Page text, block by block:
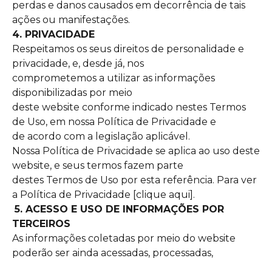
perdas e danos causados em decorrência de tais
ações ou manifestações.
4. PRIVACIDADE
Respeitamos os seus direitos de personalidade e
privacidade, e, desde já, nos
comprometemos a utilizar as informações
disponibilizadas por meio
deste website conforme indicado nestes Termos
de Uso, em nossa Política de Privacidade e
de acordo com a legislação aplicável.
Nossa Política de Privacidade se aplica ao uso deste
website, e seus termos fazem parte
destes Termos de Uso por esta referência. Para ver
a Política de Privacidade [clique aqui] .
5. ACESSO E USO DE INFORMAÇÕES POR
TERCEIROS
As informações coletadas por meio do website
poderão ser ainda acessadas, processadas,